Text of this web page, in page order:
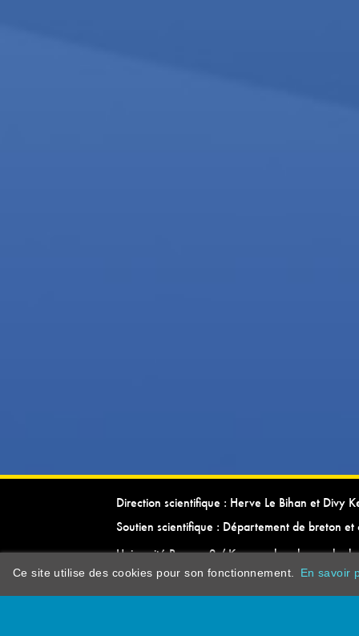
Direction scientifique : Herve Le Bihan et Divy
Soutien scientifique : Département de breton et
Université Rennes 2 / Kevrenn brezhoneg ha
Ce site utilise des cookies pour son fonctionnement. En savoir